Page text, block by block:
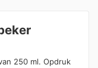
250 ml. Opdruk